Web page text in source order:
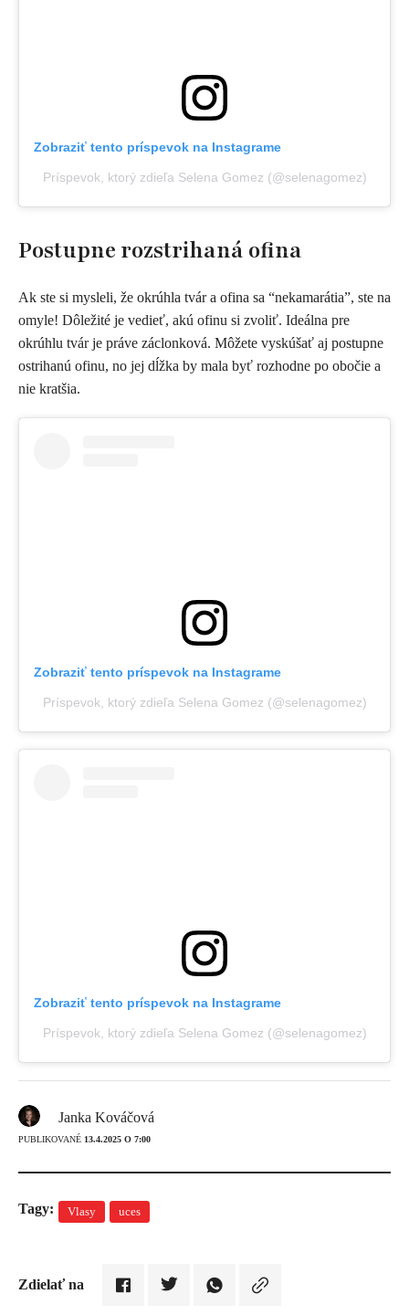
Zobraziť tento príspevok na Instagrame
Príspevok, ktorý zdieľa Selena Gomez (@selenagomez)
Postupne rozstrihaná ofina
Ak ste si mysleli, že okrúhla tvár a ofina sa “nekamarátia”, ste na
omyle! Dôležité je vedieť, akú ofinu si zvoliť. Ideálna pre
okrúhlu tvár je práve záclonková. Môžete vyskúšať aj postupne
ostrihanú ofinu, no jej dĺžka by mala byť rozhodne po obočie a
nie kratšia.
Zobraziť tento príspevok na Instagrame
Príspevok, ktorý zdieľa Selena Gomez (@selenagomez)
Zobraziť tento príspevok na Instagrame
Príspevok, ktorý zdieľa Selena Gomez (@selenagomez)
Janka Kováčová
PUBLIKOVANÉ 13.4.2025 O 7:00
Tagy: Vlasy uces
Zdielať na